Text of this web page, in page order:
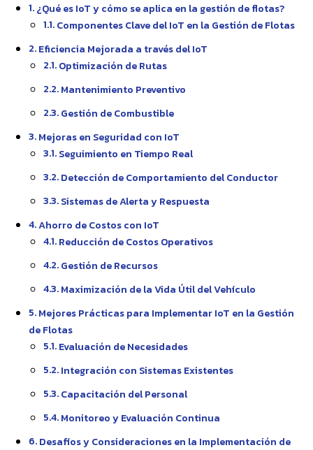
¿Qué es IoT y cómo se aplica en la gestión de flotas?
Componentes Clave del IoT en la Gestión de Flotas
Eficiencia Mejorada a través del IoT
Optimización de Rutas
Mantenimiento Preventivo
Gestión de Combustible
Mejoras en Seguridad con IoT
Seguimiento en Tiempo Real
Detección de Comportamiento del Conductor
Sistemas de Alerta y Respuesta
Ahorro de Costos con IoT
Reducción de Costos Operativos
Gestión de Recursos
Maximización de la Vida Útil del Vehículo
Mejores Prácticas para Implementar IoT en la Gestión
de Flotas
Evaluación de Necesidades
Integración con Sistemas Existentes
Capacitación del Personal
Monitoreo y Evaluación Continua
Desafíos y Consideraciones en la Implementación de